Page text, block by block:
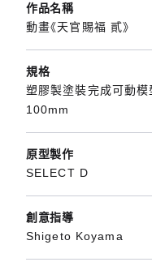
作品名稱
動畫《天官賜福 貳》
規格
塑膠製塗裝完成可動模
100mm
原型製作
SELECT D
創意指導
Shigeto Koyama